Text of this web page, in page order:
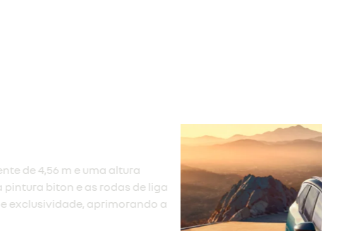
full LED com sequências de boas-vindas e despedida.